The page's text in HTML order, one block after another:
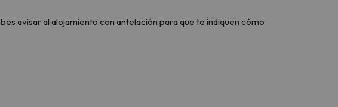
avisar al alojamiento con antelación para que te indiquen cómo